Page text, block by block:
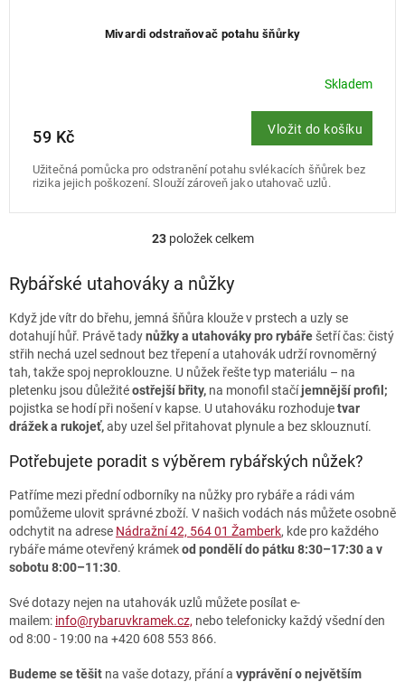
Mivardi odstraňovač potahu šňůrky
Skladem
59 Kč Vložit do košíku
Užitečná pomůcka pro odstranění potahu svlékacích šňůrek bez
rizika jejich poškození. Slouží zároveň jako utahovač uzlů.
O
l
d
a
c
í
p
r
v
k
v
ý
p
i
s
u
23položek celkem
Rybářské utahováky a nůžky
Když jde vítr do břehu, jemná šňůra klouže v prstech a uzly se
dotahují hůř. Právě tadynůžky a utahovákypro rybáře šetří čas: čistý
střih nechá uzel sednout bez třepení a utahovák udrží rovnoměrný
tah, takže spoj neproklouzne. U nůžek řešte typ materiálu – na
pletenku jsou důležitéostřejší břity, na monofil stačíjemnější profil;
pojistka se hodí při nošení v kapse. U utahováku rozhodujetvar
drážek a rukojeť,aby uzel šel přitahovat plynule a bez sklouznutí.
Potřebujete poradit s výběrem rybářských nůžek?
Patříme mezi přední odborníky na nůžky pro rybáře a rádi vám
pomůžeme ulovit správné zboží. V našich vodách nás můžete osobně
odchytit na adrese Nádražní 42, 564 01 Žamberk, kde pro každého
rybáře máme otevřený krámekod pondělí do pátku 8:30–17:30 a v
sobotu 8:00–11:30.
Své dotazy nejen na utahovák uzlů můžete posílat e-
mailem: info@rybaruvkramek.cz, nebo telefonicky každý všední den
od 8:00 - 19:00 na +420 608 553 866.
Budeme se těšit na vaše dotazy, přání a vyprávění o největším